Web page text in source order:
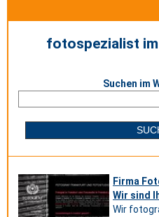
fotospezialist im
Suchen im
Firma
Wir sind
Wir